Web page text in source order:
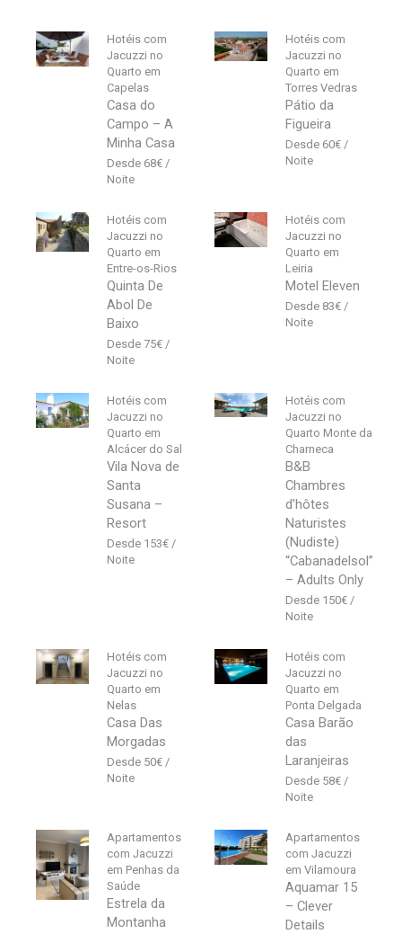
Hotéis com
Jacuzzi no
Quarto em
Capelas
Casa do
Campo – A
Minha Casa
68€
Hotéis com
Jacuzzi no
Quarto em
Torres Vedras
Pátio da
Figueira
60€
Hotéis com
Jacuzzi no
Quarto em
Entre-os-Rios
Quinta De
Abol De
Baixo
75€
Hotéis com
Jacuzzi no
Quarto em
Leiria
Motel Eleven
83€
Hotéis com
Jacuzzi no
Quarto em
Alcácer do Sal
Vila Nova de
Santa
Susana –
Resort
153€
Hotéis com
Jacuzzi no
Quarto Monte da
Charneca
B&B
Chambres
d’hôtes
Naturistes
(Nudiste)
“Cabanadelsol”
– Adults Only
150€
Hotéis com
Jacuzzi no
Quarto em
Nelas
Casa Das
Morgadas
50€
Hotéis com
Jacuzzi no
Quarto em
Ponta Delgada
Casa Barão
das
Laranjeiras
58€
Apartamentos
com Jacuzzi
em Penhas da
Saúde
Estrela da
Montanha
Apartamentos
com Jacuzzi
em Vilamoura
Aquamar 15
– Clever
Details